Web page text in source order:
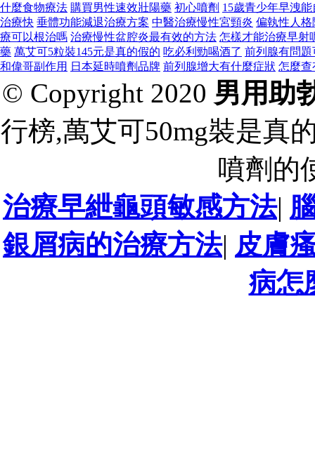
什麼食物療法 購買男性速效壯陽藥 初心噴劑 15歲青少年早洩
治療快 垂體功能減退治療方案 中醫治療慢性宮頸炎 偏執性人
療可以根治嗎 治療慢性盆腔炎最有效的方法 怎樣才能治療早射
藥 萬艾可5粒裝145元是真的假的 吃必利勁喝酒了 前列腺有問
和偉哥副作用 日本延時噴劑品牌 前列腺增大有什麼症狀 怎麼查
© Copyright 2020 男用助
行榜,萬艾可50mg裝是真
噴劑的
治療早紲龜頭敏感方法|
銀屑病的治療方法| 皮膚
病怎